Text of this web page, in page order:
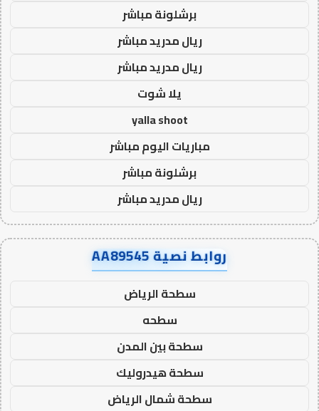
برشلونة مباشر
ريال مدريد مباشر
ريال مدريد مباشر
يلا شوت
yalla shoot
مباريات اليوم مباشر
برشلونة مباشر
ريال مدريد مباشر
روابط نصية AA89545
سطحة الرياض
سطحه
سطحة بين المدن
سطحة هيدروليك
سطحة شمال الرياض